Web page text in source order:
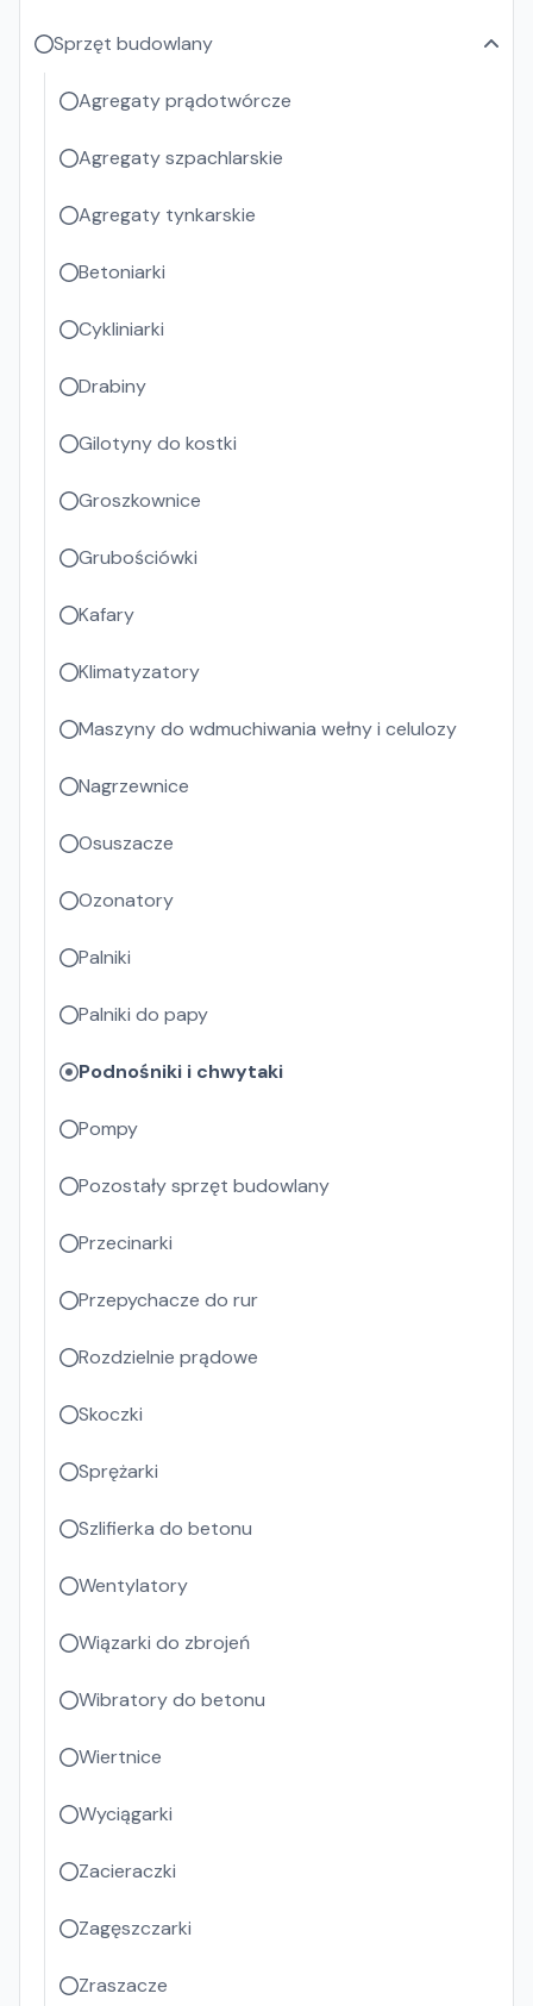
Sprzęt budowlany
Agregaty prądotwórcze
Agregaty szpachlarskie
Agregaty tynkarskie
Betoniarki
Cykliniarki
Drabiny
Gilotyny do kostki
Groszkownice
Grubościówki
Kafary
Klimatyzatory
Maszyny do wdmuchiwania wełny i celulozy
Nagrzewnice
Osuszacze
Ozonatory
Palniki
Palniki do papy
Podnośniki i chwytaki
Pompy
Pozostały sprzęt budowlany
Przecinarki
Przepychacze do rur
Rozdzielnie prądowe
Skoczki
Sprężarki
Szlifierka do betonu
Wentylatory
Wiązarki do zbrojeń
Wibratory do betonu
Wiertnice
Wyciągarki
Zacieraczki
Zagęszczarki
Zraszacze